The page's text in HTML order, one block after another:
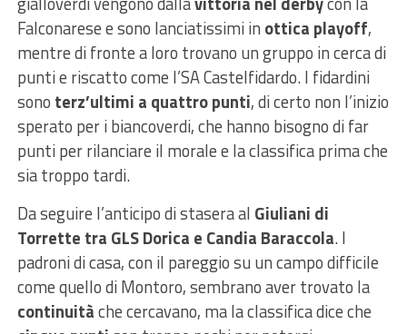
Falconarese e sono lanciatissimi in ottica playoff,
mentre di fronte a loro trovano un gruppo in cerca di
punti e riscatto come l’SA Castelfidardo. I fidardini
sono terz’ultimi a quattro punti, di certo non l’inizio
sperato per i biancoverdi, che hanno bisogno di far
punti per rilanciare il morale e la classifica prima che
sia troppo tardi.
Da seguire l’anticipo di stasera al Giuliani di
Torrette tra GLS Dorica e Candia Baraccola. I
padroni di casa, con il pareggio su un campo difficile
come quello di Montoro, sembrano aver trovato la
continuitàche cercavano, ma la classifica dice che